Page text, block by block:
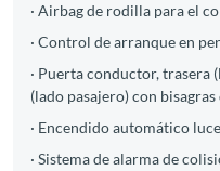
· Airbag de rodilla para el
· Control de arranque en
· Puerta conductor, trasera
(lado pasajero) con
· Encendido automático
· Sistema de alarma de